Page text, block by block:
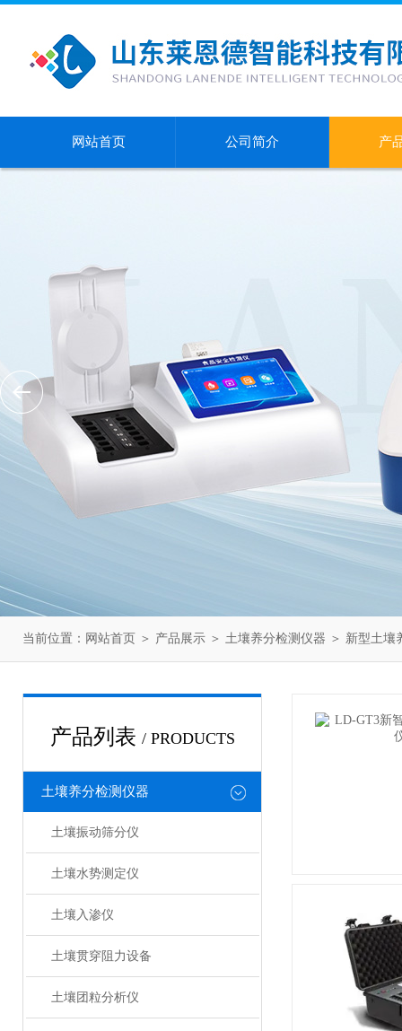
网站首页 公司简介 产
当前位置： 网站首页 ＞ 产品展示 ＞ 土壤养分检测仪器 ＞ 新型土壤
产品列表 / PRODUCTS
土壤养分检测仪器
土壤振动筛分仪
土壤水势测定仪
土壤入渗仪
土壤贯穿阻力设备
土壤团粒分析仪